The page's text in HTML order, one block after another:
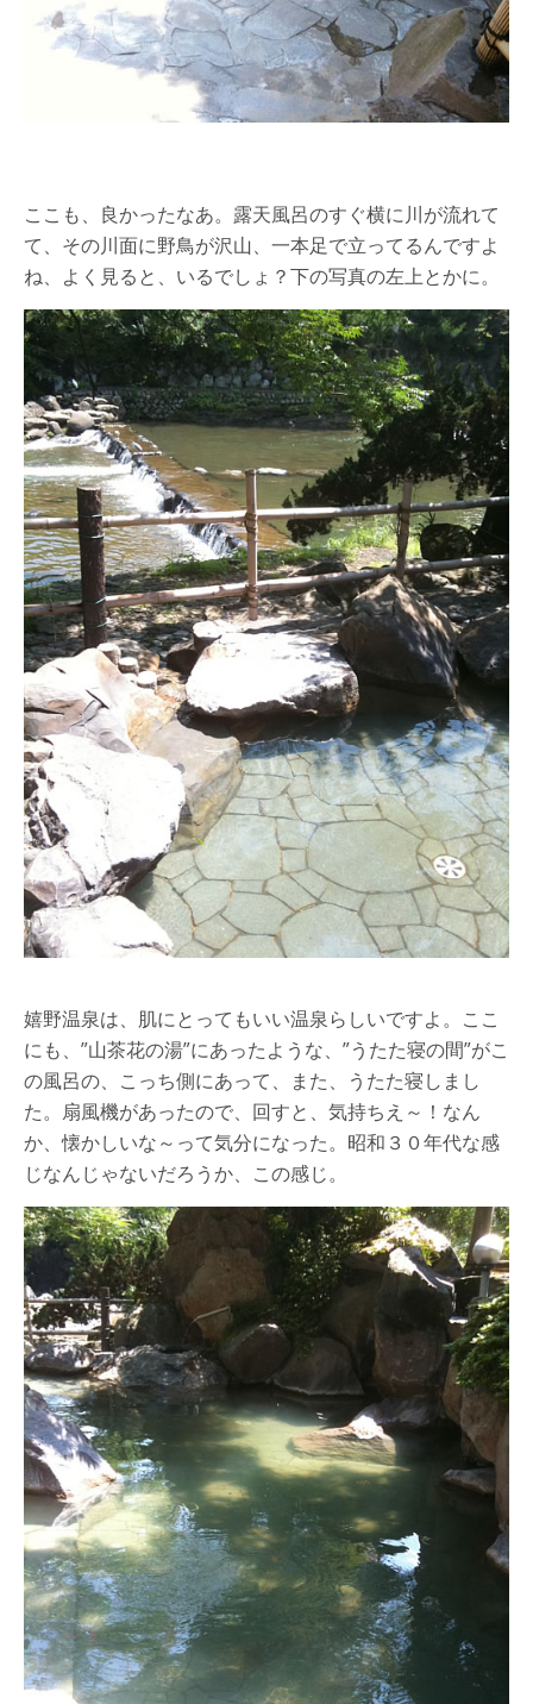
ここも、良かったなあ。露天風呂のすぐ横に川が流れて
て、その川面に野鳥が沢山、一本足で立ってるんですよ
ね、よく見ると、いるでしょ？下の写真の左上とかに。
嬉野温泉は、肌にとってもいい温泉らしいですよ。ここ
にも、”山茶花の湯”にあったような、”うたた寝の間”がこ
の風呂の、こっち側にあって、また、うたた寝しまし
た。扇風機があったので、回すと、気持ちえ～！なん
か、懐かしいな～って気分になった。昭和３０年代な感
じなんじゃないだろうか、この感じ。